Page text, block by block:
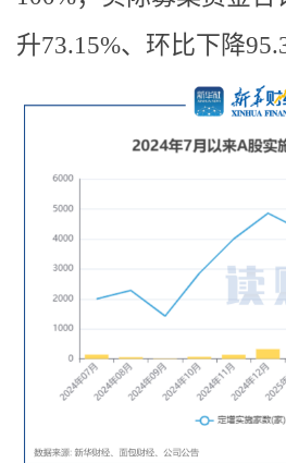
升73.15%、环比下降